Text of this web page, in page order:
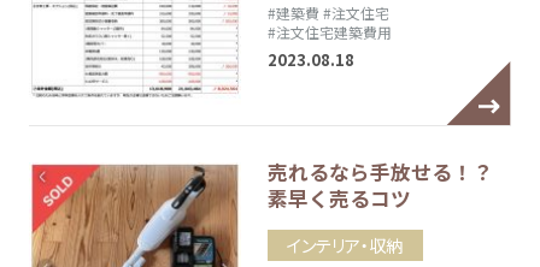
#建築費 #注文住宅
#注文住宅建築費用
2023.08.18
売れるなら手放せる！？
素早く売るコツ
インテリア・収納